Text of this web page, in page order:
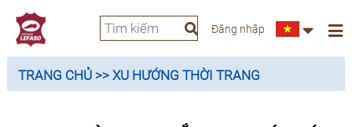
Đăng nhập
TRANG CHỦ >> XU HƯỚNG THỜI TRANG